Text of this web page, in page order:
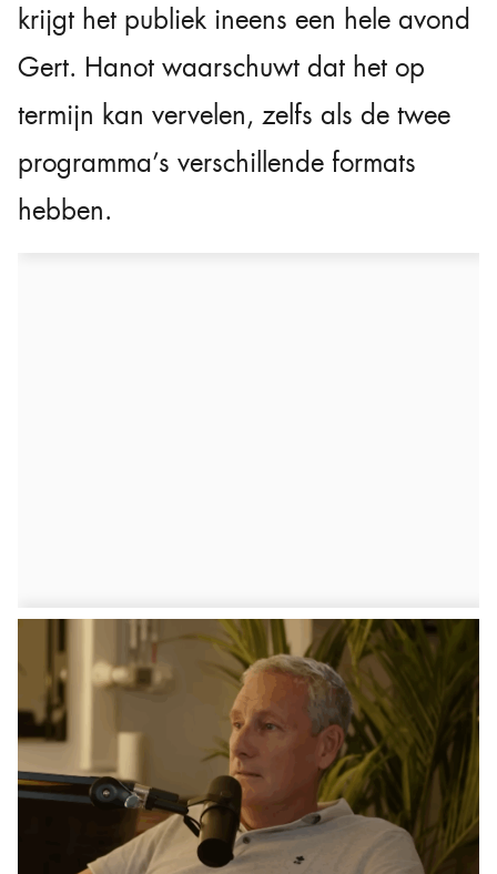
krijgt het publiek ineens een hele avond
Gert. Hanot waarschuwt dat het op
termijn kan vervelen, zelfs als de twee
programma’s verschillende formats
hebben.